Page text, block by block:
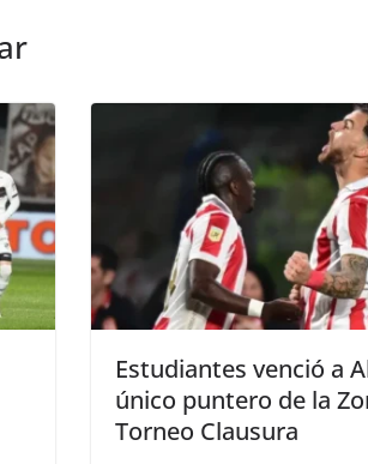
Estudiantes venció a
único puntero de la
Torneo Clausura